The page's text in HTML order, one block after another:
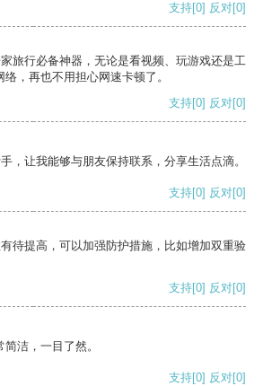
支持[0] 反对[0]
旅行必备神器，无论是看视频、玩游戏还是工
，再也不用担心网速卡顿了。
支持[0] 反对[0]
，让我能够与朋友保持联系，分享生活点滴。
支持[0] 反对[0]
待提高，可以加强防护措施，比如增加双重验
支持[0] 反对[0]
洁，一目了然。
支持[0] 反对[0]